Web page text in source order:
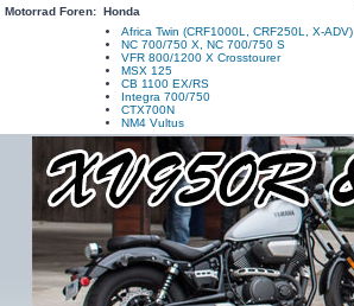
Motorrad Foren: Honda
Africa Twin (CRF1000L, CRF250L, X-ADV)
NC 700/750 X, NC 700/750 S
VFR 800/1200 X Crosstourer
MSX 125
CB 1100 EX/RS
Integra 700/750
CTX700N
NM4 Vultus